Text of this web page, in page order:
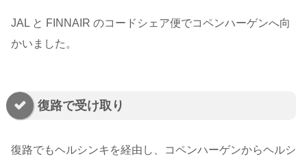
JAL と FINNAIR のコードシェア便でコペンハーゲンへ向
かいました。
復路で受け取り
復路でもヘルシンキを経由し、コペンハーゲンからヘルシ